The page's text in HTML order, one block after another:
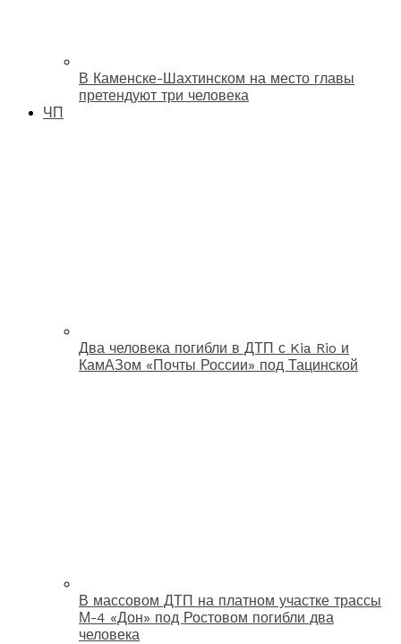
В Каменске-Шахтинском на место главы
претендуют три человека
ЧП
Два человека погибли в ДТП с Kia Rio и
КамАЗом «Почты России» под Тацинской
В массовом ДТП на платном участке трассы
М-4 «Дон» под Ростовом погибли два
человека